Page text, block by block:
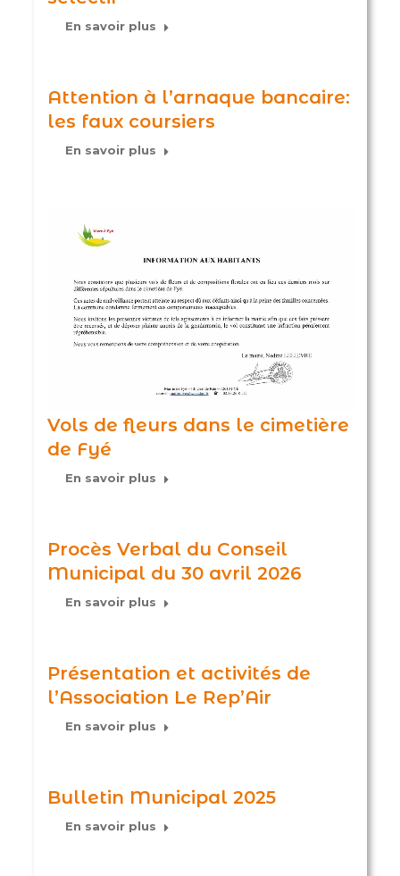
En savoir plus
Attention à l’arnaque bancaire:
les faux coursiers
En savoir plus
Vols de fleurs dans le cimetière
de Fyé
En savoir plus
Procès Verbal du Conseil
Municipal du 30 avril 2026
En savoir plus
Présentation et activités de
l’Association Le Rep’Air
En savoir plus
Bulletin Municipal 2025
En savoir plus